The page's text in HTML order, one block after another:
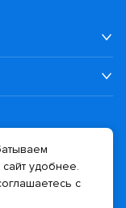
сайта
удобнее.
с